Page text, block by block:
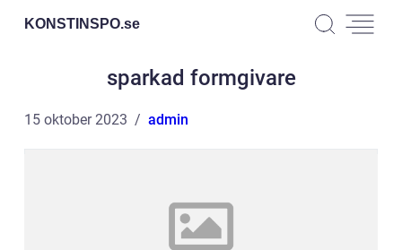
KONSTINSPO.se
sparkad formgivare
15 oktober 2023 admin